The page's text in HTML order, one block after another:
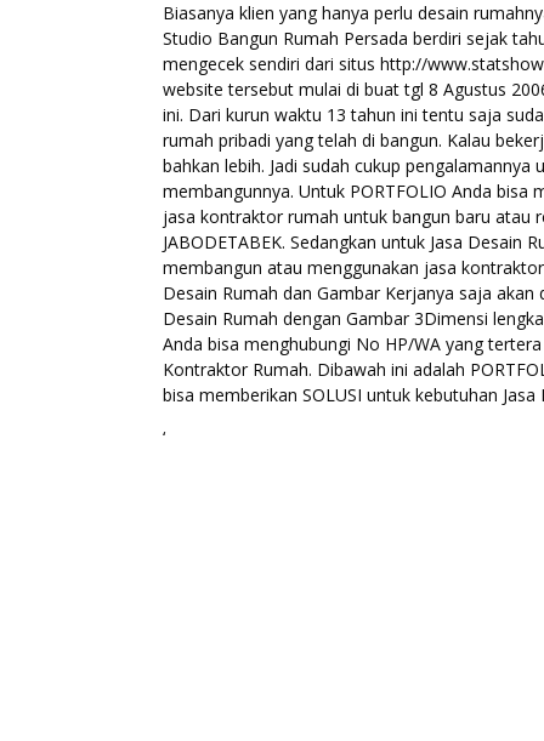
Biasanya klien yang hanya perlu desain
Studio Bangun Rumah Persada berdiri sejak
mengecek sendiri dari situs http://
website tersebut mulai di buat tgl 8 Agustus
ini. Dari kurun waktu 13 tahun ini tentu saja
rumah pribadi yang telah di bangun. Kalau
bahkan lebih. Jadi sudah cukup
membangunnya. Untuk PORTFOLIO Anda
jasa kontraktor rumah untuk bangun baru atau
JABODETABEK. Sedangkan untuk Jasa
membangun atau menggunakan jasa
Desain Rumah dan Gambar Kerjanya saja
Desain Rumah dengan Gambar 3Dimensi
Anda bisa menghubungi No HP/WA yang
Kontraktor Rumah. Dibawah ini adalah
bisa memberikan SOLUSI untuk kebutuhan
‘